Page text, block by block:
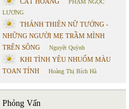
CÁT HOANG
PHẠM NGỌC
LƯƠNG
THÁNH THIÊN NỮ TƯỚNG -
NHỮNG NGƯỜI MẸ TRẦM MÌNH
TRÊN SÔNG
Nguyệt Quỳnh
KHI TÌNH YÊU NHUỐM MÀU
TOAN TÍNH
Hoàng Thị Bích Hà
Phỏng Vấn